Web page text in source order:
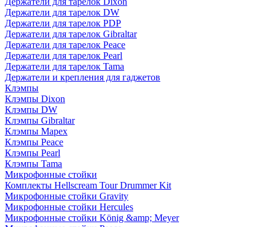
Держатели для тарелок DW
Держатели для тарелок PDP
Держатели для тарелок Gibraltar
Держатели для тарелок Peace
Держатели для тарелок Pearl
Держатели для тарелок Tama
Держатели и крепления для гаджетов
Клэмпы
Клэмпы Dixon
Клэмпы DW
Клэмпы Gibraltar
Клэмпы Mapex
Клэмпы Peace
Клэмпы Pearl
Клэмпы Tama
Микрофонные стойки
Комплекты Hellscream Tour Drummer Kit
Микрофонные стойки Gravity
Микрофонные стойки Hercules
Микрофонные стойки König &amp; Meyer